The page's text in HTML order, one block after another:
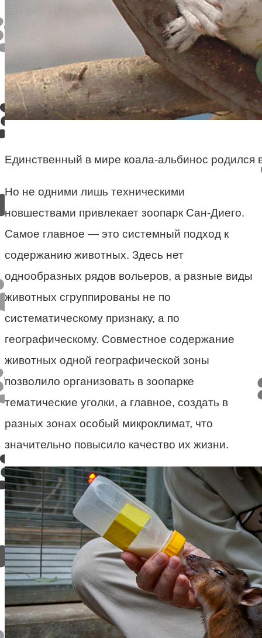
Единственный в мире коала-альбинос родился
Но не одними лишь техническими
новшествами привлекает зоопарк Сан-Диего.
Самое главное — это системный подход к
содержанию животных. Здесь нет
однообразных рядов вольеров, а разные виды
животных сгруппированы не по
систематическому признаку, а по
географическому. Совместное содержание
животных одной географической зоны
позволило организовать в зоопарке
тематические уголки, а главное, создать в
разных зонах особый микроклимат, что
значительно повысило качество их жизни.